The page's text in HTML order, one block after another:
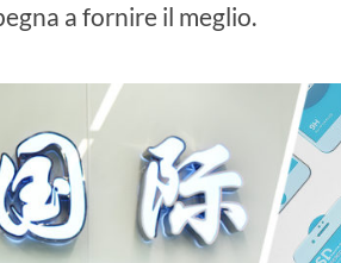
a fornire il meglio.